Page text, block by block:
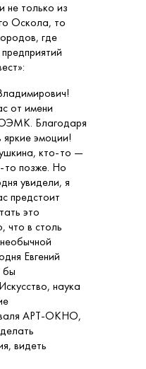
не только из
Оскола, то
где
от имени
Благодаря
эмоции!
кто-то —
то позже. Но
увидели, я
предстоит
это
что в столь
Евгений
бы
наука
АРТ-ОКНО,
видеть